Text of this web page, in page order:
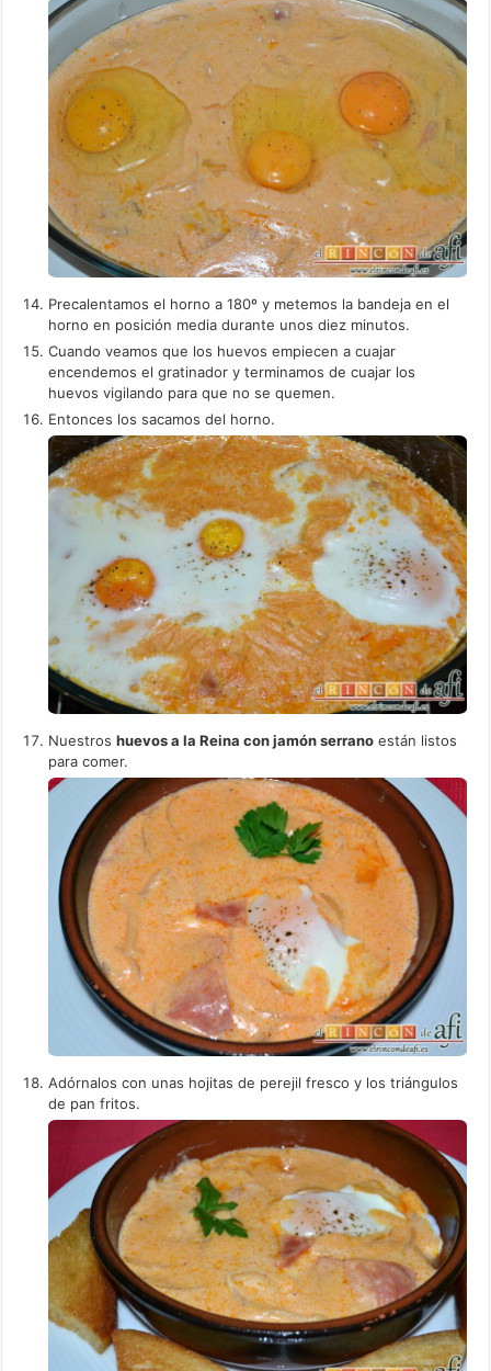
Precalentamos el horno a 180º y metemos la bandeja en el
horno en posición media durante unos diez minutos.
Cuando veamos que los huevos empiecen a cuajar
encendemos el gratinador y terminamos de cuajar los
huevos vigilando para que no se quemen.
Entonces los sacamos del horno.
Nuestroshuevos a la Reina con jamón serrano están listos
para comer.
Adórnalos con unas hojitas de perejil fresco y los triángulos
de pan fritos.